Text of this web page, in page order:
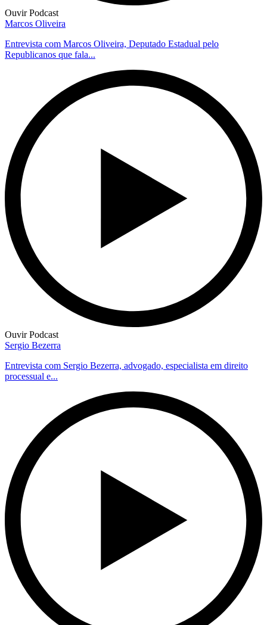
Ouvir Podcast
Marcos Oliveira
Entrevista com Marcos Oliveira, Deputado Estadual pelo
Republicanos que fala...
Ouvir Podcast
Sergio Bezerra
Entrevista com Sergio Bezerra, advogado, especialista em direito
processual e...